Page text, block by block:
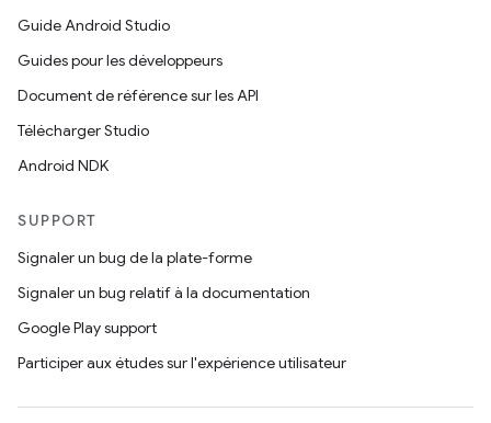
Guide Android Studio
Guides pour les développeurs
Document de référence sur les API
Télécharger Studio
Android NDK
SUPPORT
Signaler un bug de la plate-forme
Signaler un bug relatif à la documentation
Google Play support
Participer aux études sur l'expérience utilisateur